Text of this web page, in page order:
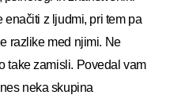
z ljudmi, pri tem pa
razlike med njimi. Ne
take zamisli. Povedal vam
neka skupina